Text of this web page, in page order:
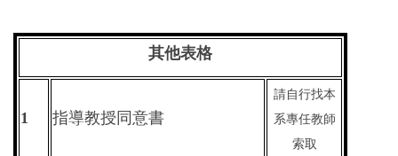
其他表格
1 指導教授同意書
請自行找本
系專任教師
索取